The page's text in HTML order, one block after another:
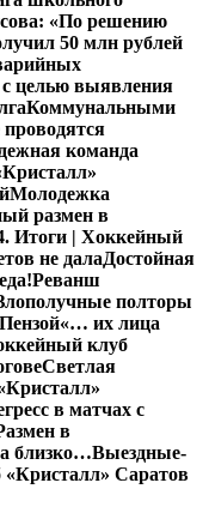
«По решению
50 млн рублей
целью выявления
Коммунальными
команда
Молодежка
размен в
Итоги | Хоккейный
не далаДостойная
Реванш
полторы
«… их лица
клуб
Светлая
в матчах с
в
близко…Выездные-
Саратов